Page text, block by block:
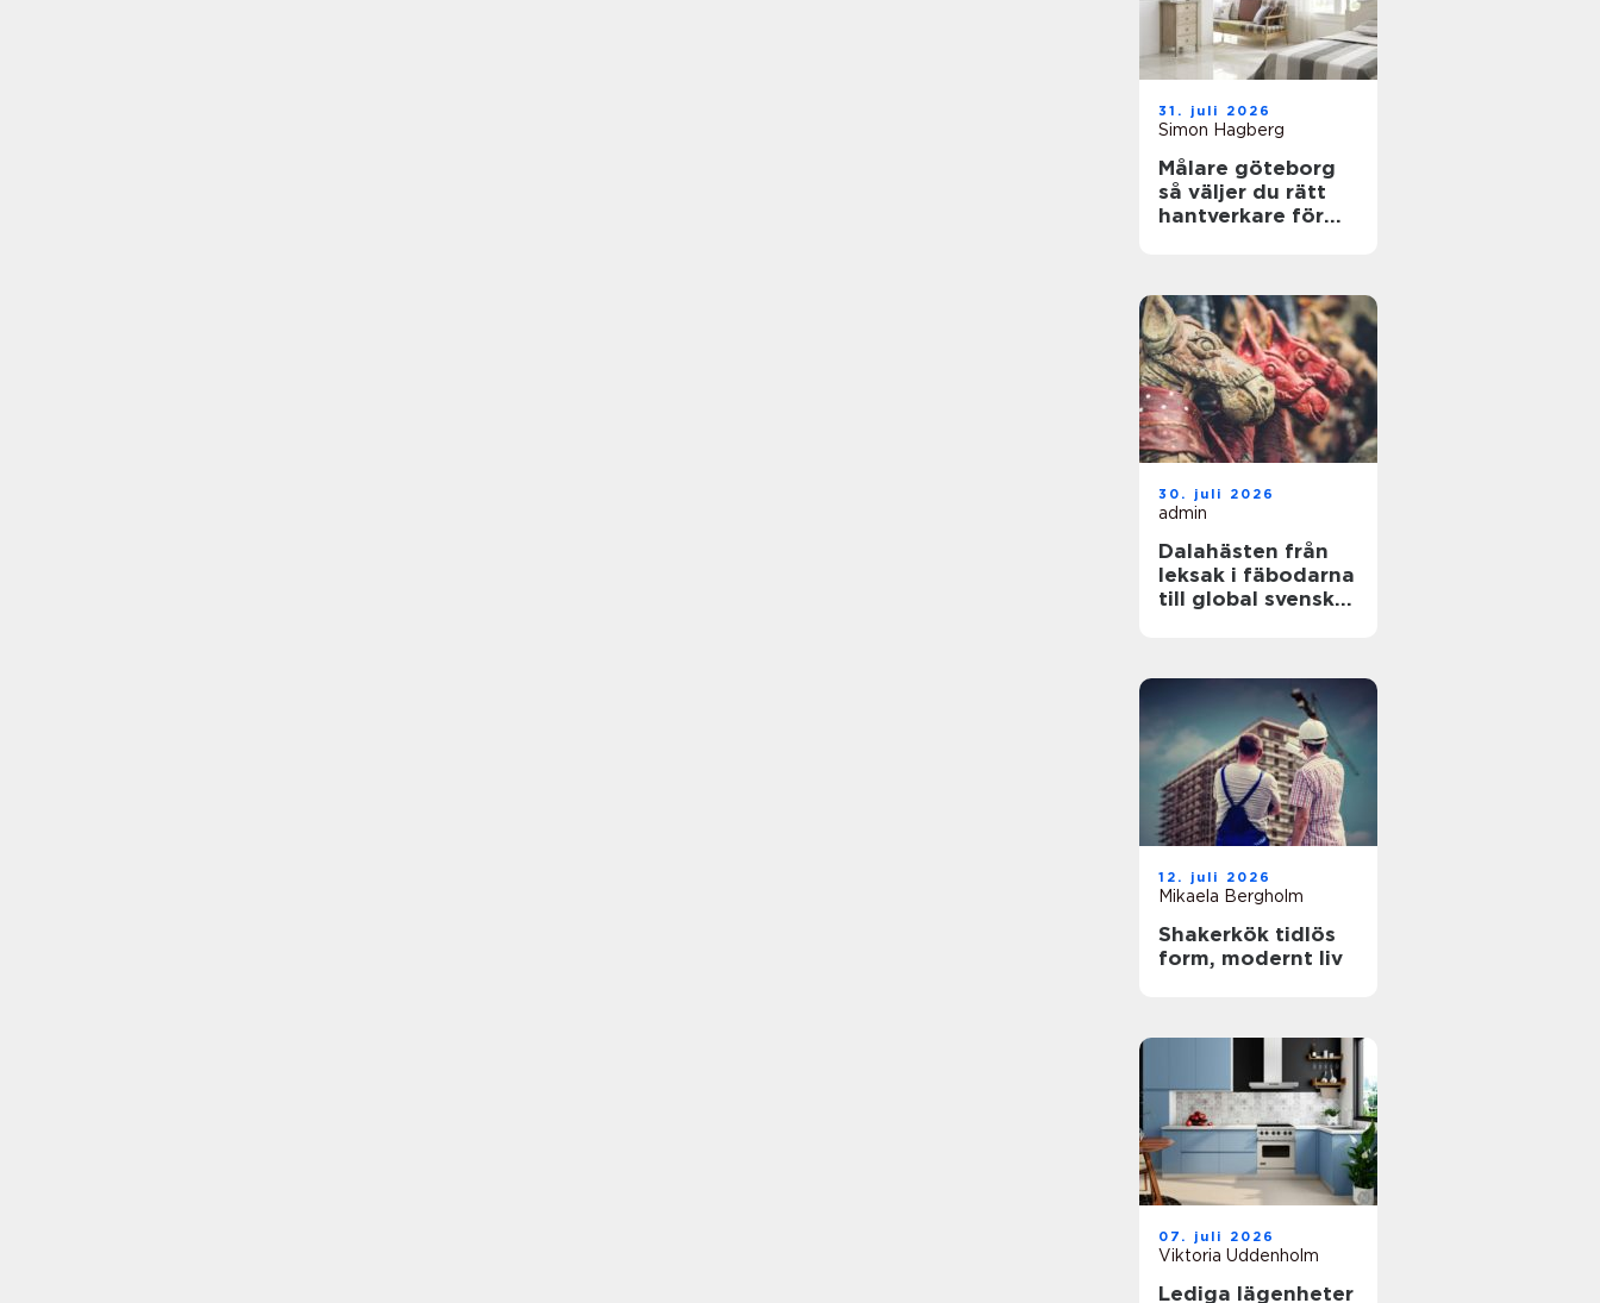
31. juli 2026
Simon Hagberg
Målare göteborg
så väljer du rätt
hantverkare för
30. juli 2026
admin
Dalahästen från
leksak i fäbodarna
till global svensk
12. juli 2026
Mikaela Bergholm
Shakerkök tidlös
form, modernt liv
07. juli 2026
Viktoria Uddenholm
Lediga lägenheter